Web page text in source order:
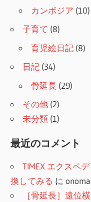
カンボジア (10)
子育て (8)
育児絵日記 (8)
日記 (34)
骨延長 (29)
その他 (2)
未分類 (1)
最近のコメント
TIMEX エクスペ
換してみる に
［骨延長］遠位